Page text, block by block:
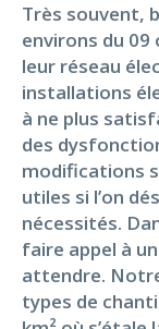
Très souvent,
environs du
leur réseau
installations
à ne plus
des
modifications
utiles si l’on
nécessités.
faire appel à
attendre.
types de